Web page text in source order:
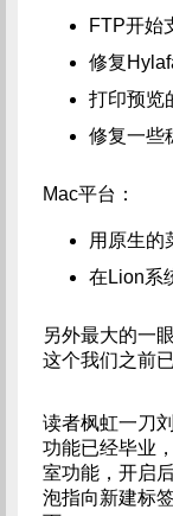
FTP开始
修复
打印预览
修复一些
Mac平台：
用原生的
在Lion系
另外最大的一
这个我们之前
读者枫虹一刀
功能已经毕业
室功能，开启
泡指向新建标